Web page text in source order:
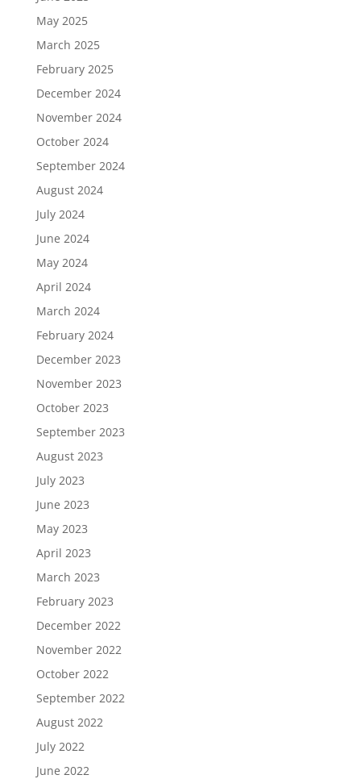
May 2025
March 2025
February 2025
December 2024
November 2024
October 2024
September 2024
August 2024
July 2024
June 2024
May 2024
April 2024
March 2024
February 2024
December 2023
November 2023
October 2023
September 2023
August 2023
July 2023
June 2023
May 2023
April 2023
March 2023
February 2023
December 2022
November 2022
October 2022
September 2022
August 2022
July 2022
June 2022